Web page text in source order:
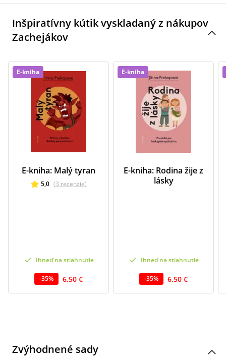
Inšpiratívny kútik vyskladaný z nákupov
Zachejákov
E-kniha
E-kniha: Malý tyran
5,0 (3 recenzie)
Ihneď na stiahnutie
-35% 6,50 €
E-kniha
E-kniha: Rodina žije z
lásky
Ihneď na stiahnutie
-35% 6,50 €
Zvýhodnené sady